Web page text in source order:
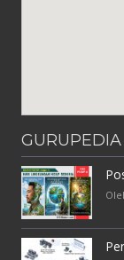
GURUPEDIA